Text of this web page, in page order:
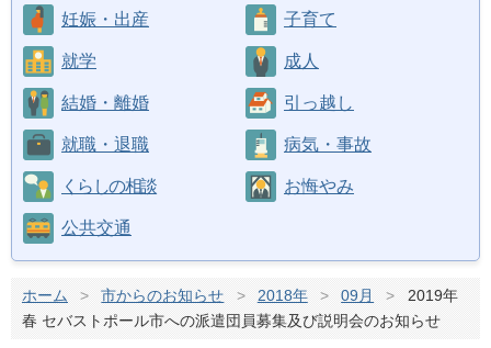
妊娠・出産 子育て
就学 成人
結婚・離婚 引っ越し
就職・退職 病気・事故
くらしの相談 お悔やみ
公共交通
ホーム > 市からのお知らせ > 2018年 > 09月 >
2019年
春 セバストポール市への派遣団員募集及び説明会のお知らせ